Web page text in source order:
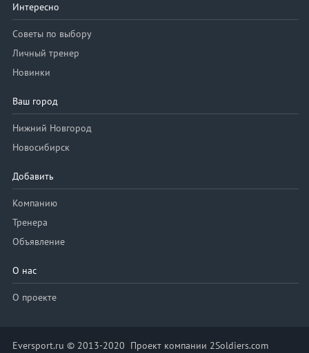
Интересно
Советы по выбору
Личный тренер
Новинки
Ваш город
Нижний Новгород
Новосибирск
Добавить
Компанию
Тренера
Объявление
О нас
О проекте
Eversport.ru © 2013-2020 Проект компании 2Soldiers.com